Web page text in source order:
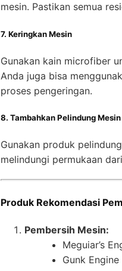
mesin. Pastikan semua
7. Keringkan Mesin
Gunakan kain microfiber
Anda juga bisa
proses pengeringan.
8. Tambahkan Pelindung Mesin
Gunakan produk
melindungi permukaan
Produk Rekomendasi
Pembersih Mesin:
Meguiar’s
Gunk